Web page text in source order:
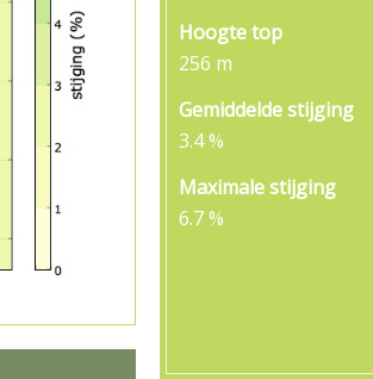
Hoogte top
256 m
Gemiddelde stijging
3.4 %
Maximale stijging
6.7 %